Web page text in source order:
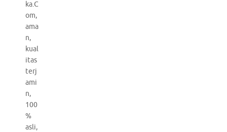
ka.C
om,
ama
n,
kual
itas
terj
ami
n,
100
%
asli,